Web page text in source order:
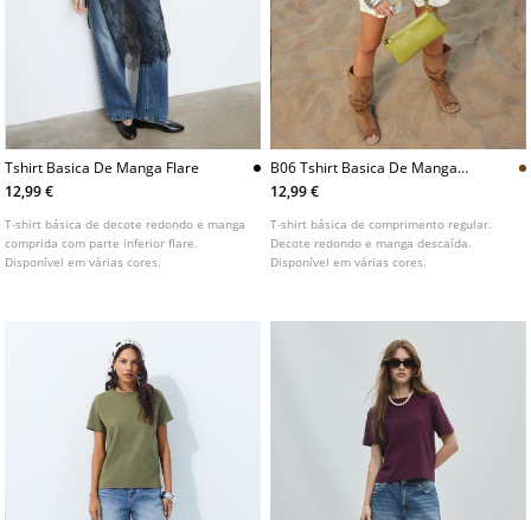
Tshirt Basica De Manga Flare
12,99 €
T-shirt básica de decote redondo e manga
comprida com parte inferior flare.
Disponível em várias cores.
B06 Tshirt Basica De Manga
Descaida
12,99 €
T-shirt básica de comprimento regular.
Decote redondo e manga descaída.
Disponível em várias cores.